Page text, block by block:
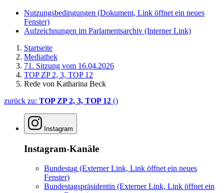
Nutzungsbedingungen (Dokument, Link öffnet ein neues
Fenster)
Aufzeichnungen im Parlamentsarchiv (Interner Link)
Startseite
Mediathek
71. Sitzung vom 16.04.2026
TOP ZP 2, 3, TOP 12
Rede von Katharina Beck
zurück zu: TOP ZP 2, 3, TOP 12 ()
Instagram
Instagram-Kanäle
Bundestag (Externer Link, Link öffnet ein neues
Fenster)
Bundestagspräsidentin (Externer Link, Link öffnet ein